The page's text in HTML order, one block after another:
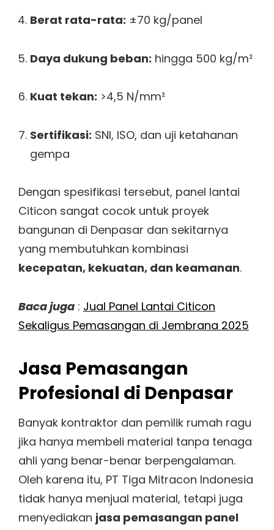
Berat rata-rata: ±70 kg/panel
Daya dukung beban: hingga 500 kg/m²
Kuat tekan: >4,5 N/mm²
Sertifikasi: SNI, ISO, dan uji ketahanan
gempa
Dengan spesifikasi tersebut, panel lantai
Citicon sangat cocok untuk proyek
bangunan di Denpasar dan sekitarnya
yang membutuhkan kombinasi
kecepatan, kekuatan, dan keamanan.
Baca juga : Jual Panel Lantai Citicon
Sekaligus Pemasangan di Jembrana 2025
Jasa Pemasangan
Profesional di Denpasar
Banyak kontraktor dan pemilik rumah ragu
jika hanya membeli material tanpa tenaga
ahli yang benar-benar berpengalaman.
Oleh karena itu, PT Tiga Mitracon Indonesia
tidak hanya menjual material, tetapi juga
menyediakan jasa pemasangan panel